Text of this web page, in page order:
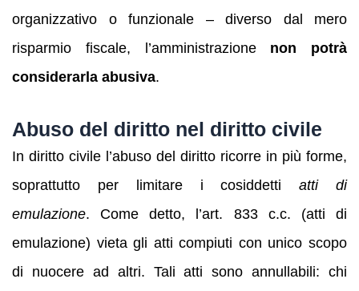
organizzativo o funzionale – diverso dal mero
risparmio fiscale, l’amministrazione non potrà
considerarla abusiva.
Abuso del diritto nel diritto civile
In diritto civile l’abuso del diritto ricorre in più forme,
soprattutto per limitare i cosiddettiatti di
emulazione. Come detto, l’art. 833 c.c. (atti di
emulazione) vieta gli atti compiuti con unico scopo
di nuocere ad altri. Tali atti sono annullabili: chi